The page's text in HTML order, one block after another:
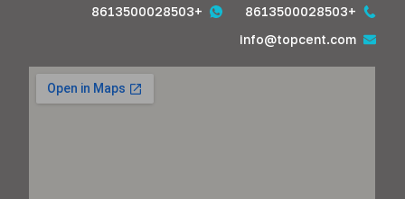
+8613500028503
+8613500028503
info@topcent.com